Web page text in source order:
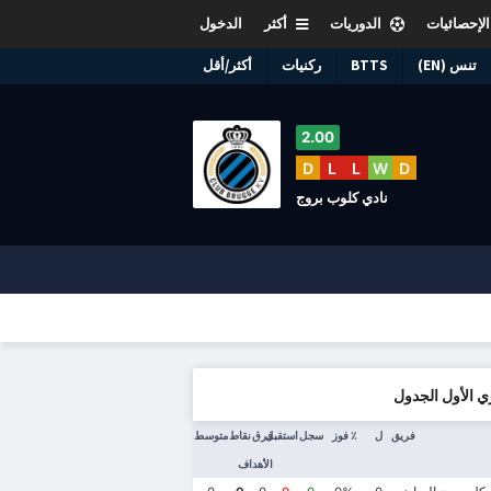
الدخول أكثر الدوريات الإحصائيات
أكثر/أقل ركنيات BTTS تنس (EN)
2.00
D
W
L
L
D
نادي كلوب بروج
الأول الجدول
فريق ل ٪ فوز سجل استقبلفرق
الأهداف
نقاطمتوسط